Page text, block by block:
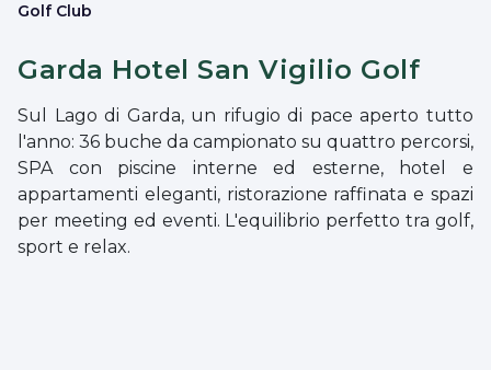
Golf Club
Garda Hotel San Vigilio Golf
Sul Lago di Garda, un rifugio di pace aperto tutto
l'anno: 36 buche da campionato su quattro percorsi,
SPA con piscine interne ed esterne, hotel e
appartamenti eleganti, ristorazione raffinata e spazi
per meeting ed eventi. L'equilibrio perfetto tra golf,
sport e relax.